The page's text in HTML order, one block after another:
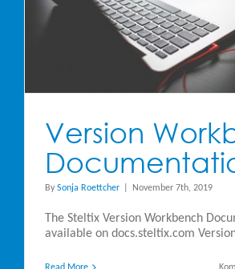
Version
By Sonja Roettcher November 7th, 2019
The Steltix Version Workbench
available on docs.steltix.com